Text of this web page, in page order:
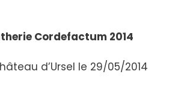
Cordefactum 2014
d’Ursel le 29/05/2014